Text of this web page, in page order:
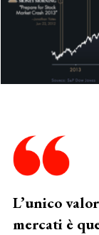
L’unico
mercati è